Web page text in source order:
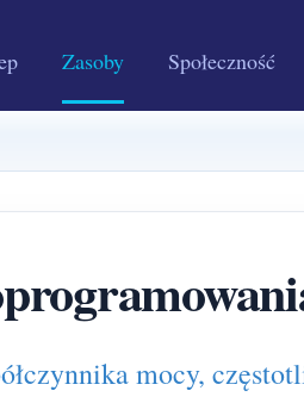
Zasoby Społeczność
mocy,